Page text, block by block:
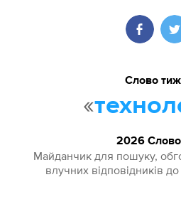
Слово
«
2026
Майданчик для пошуку,
влучних відповідників